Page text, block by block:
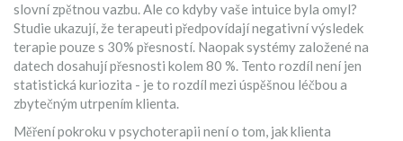
slovní zpětnou vazbu. Ale co kdyby vaše intuice byla omyl?
Studie ukazují, že terapeuti předpovídají negativní výsledek
terapie pouze s 30% přesností. Naopak systémy založené na
datech dosahují přesnosti kolem 80 %. Tento rozdíl není jen
statistická kuriozita - je to rozdíl mezi úspěšnou léčbou a
zbytečným utrpením klienta.
Měření pokroku v psychoterapii není o tom, jak klienta